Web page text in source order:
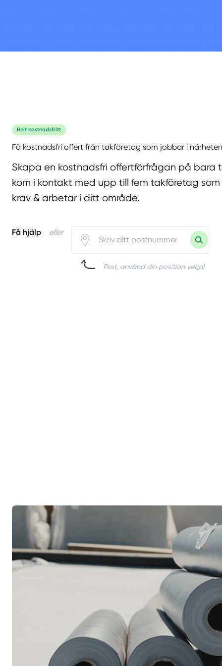
Helt kostnadsfritt
Få kostnadsfri offert från takföretag som jobbar i
Skapa en kostnadsfri offertförfrågan på bara
kom i kontakt med upp till fem takföretag
krav & arbetar i ditt område.
Få hjälp eller
Psst, använd din position vetja!